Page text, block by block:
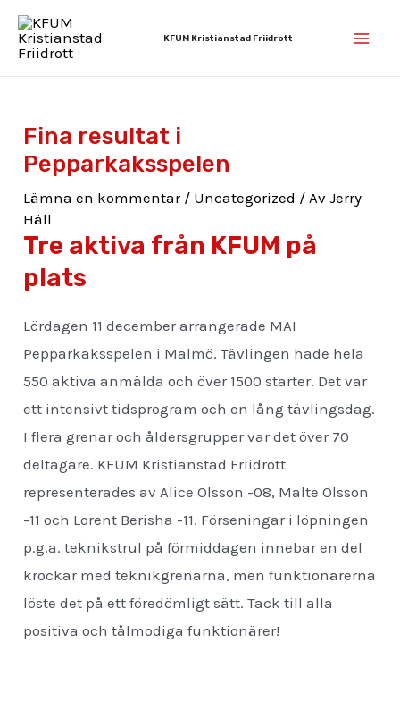
Hoppa
KFUM Kristianstad Friidrott
Fina resultat i
Pepparkaksspelen
Lämna en kommentar / Uncategorized / Av Jerry
Häll
Tre aktiva från KFUM på
plats
Lördagen 11 december arrangerade MAI
Pepparkaksspelen i Malmö. Tävlingen hade hela
550 aktiva anmälda och över 1500 starter. Det var
ett intensivt tidsprogram och en lång tävlingsdag.
I flera grenar och åldersgrupper var det över 70
deltagare. KFUM Kristianstad Friidrott
representerades av Alice Olsson -08, Malte Olsson
-11 och Lorent Berisha -11. Förseningar i löpningen
p.g.a. teknikstrul på förmiddagen innebar en del
krockar med teknikgrenarna, men funktionärerna
löste det på ett föredömligt sätt. Tack till alla
positiva och tålmodiga funktionärer!
Inläggsnavigering